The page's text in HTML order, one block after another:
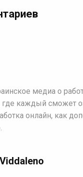
медиа о
где каждый сможет
онлайн, как